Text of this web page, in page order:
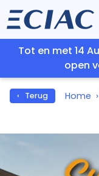
Tot en met 14
open
‹ Terug Home